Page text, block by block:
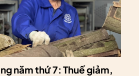
năm thứ 7: Thuế giảm,